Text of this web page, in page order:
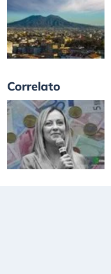
Correlato